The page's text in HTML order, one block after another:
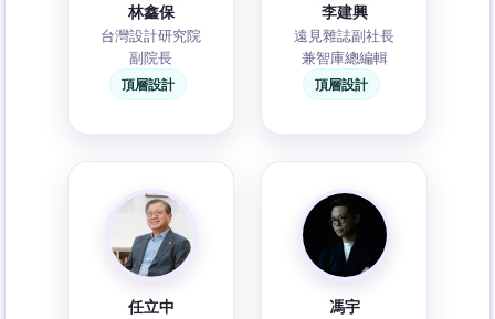
林鑫保
台灣設計研究院
副院長
頂層設計
李建興
遠見雜誌副社長
兼智庫總編輯
頂層設計
任立中 馮宇